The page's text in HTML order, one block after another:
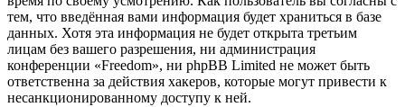
тем, что введённая вами информация будет храниться в базе
данных. Хотя эта информация не будет открыта третьим
лицам без вашего разрешения, ни администрация
конференции «Freedom», ни phpBB Limited не может быть
ответственна за действия хакеров, которые могут привести к
несанкционированному доступу к ней.